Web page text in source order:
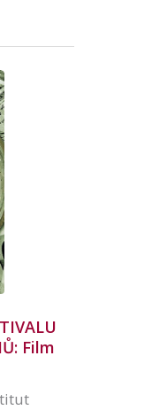
Film